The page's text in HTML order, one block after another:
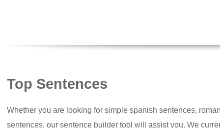
Top Sentences
Whether you are looking for simple spanish sentences,
sentences, our sentence builder tool will assist you. We